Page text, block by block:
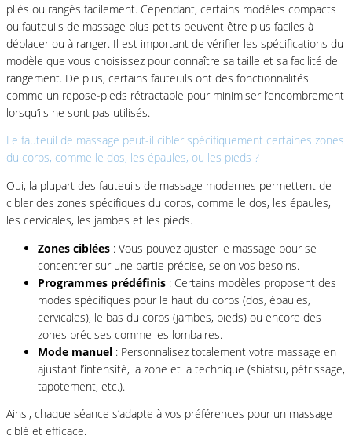
pliés ou rangés facilement. Cependant, certains modèles compacts
ou fauteuils de massage plus petits peuvent être plus faciles à
déplacer ou à ranger. Il est important de vérifier les spécifications du
modèle que vous choisissez pour connaître sa taille et sa facilité de
rangement. De plus, certains fauteuils ont des fonctionnalités
comme un repose-pieds rétractable pour minimiser l’encombrement
lorsqu’ils ne sont pas utilisés.
Le fauteuil de massage peut-il cibler spécifiquement certaines zones
du corps, comme le dos, les épaules, ou les pieds ?
Oui, la plupart des fauteuils de massage modernes permettent de
cibler des zones spécifiques du corps, comme le dos, les épaules,
les cervicales, les jambes et les pieds.
Zones ciblées : Vous pouvez ajuster le massage pour se
concentrer sur une partie précise, selon vos besoins.
Programmes prédéfinis : Certains modèles proposent des
modes spécifiques pour le haut du corps (dos, épaules,
cervicales), le bas du corps (jambes, pieds) ou encore des
zones précises comme les lombaires.
Mode manuel : Personnalisez totalement votre massage en
ajustant l’intensité, la zone et la technique (shiatsu, pétrissage,
tapotement, etc.).
Ainsi, chaque séance s’adapte à vos préférences pour un massage
ciblé et efficace.